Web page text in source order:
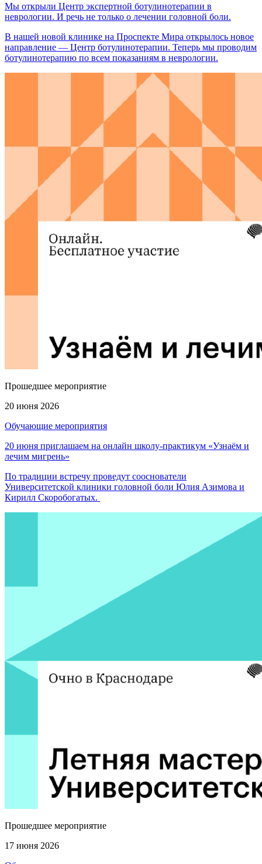
Мы открыли Центр экспертной ботулинотерапии в
неврологии. И речь не только о лечении головной боли.
В нашей новой клинике на Проспекте Мира открылось новое
направление — Центр ботулинотерапии. Теперь мы проводим
ботулинотерапию по всем показаниям в неврологии.
Прошедшее мероприятие
20 июня 2026
Обучающие мероприятия
20 июня приглашаем на онлайн школу-практикум «Узнаём и
лечим мигрень»
По традиции встречу проведут сооснователи
Университетской клиники головной боли Юлия Азимова и
Кирилл Скоробогатых.
Прошедшее мероприятие
17 июня 2026